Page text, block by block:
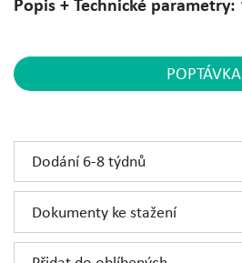
Popis + Technické parametry:
POPTÁVKA
Dokumenty ke stažení
Dodání 6-8 týdnů